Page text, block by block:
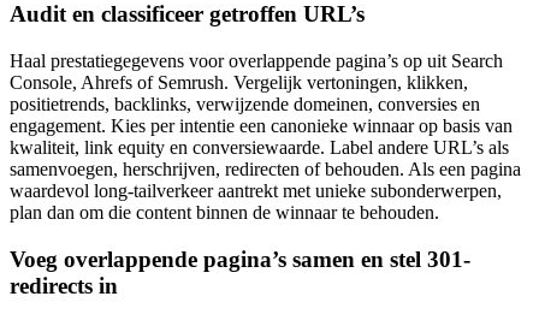
Audit en classificeer getroffen URL’s
Haal prestatiegegevens voor overlappende pagina’s op uit Search
Console, Ahrefs of Semrush. Vergelijk vertoningen, klikken,
positietrends, backlinks, verwijzende domeinen, conversies en
engagement. Kies per intentie een canonieke winnaar op basis van
kwaliteit, link equity en conversiewaarde. Label andere URL’s als
samenvoegen, herschrijven, redirecten of behouden. Als een pagina
waardevol long-tailverkeer aantrekt met unieke subonderwerpen,
plan dan om die content binnen de winnaar te behouden.
Voeg overlappende pagina’s samen en stel 301-
redirects in